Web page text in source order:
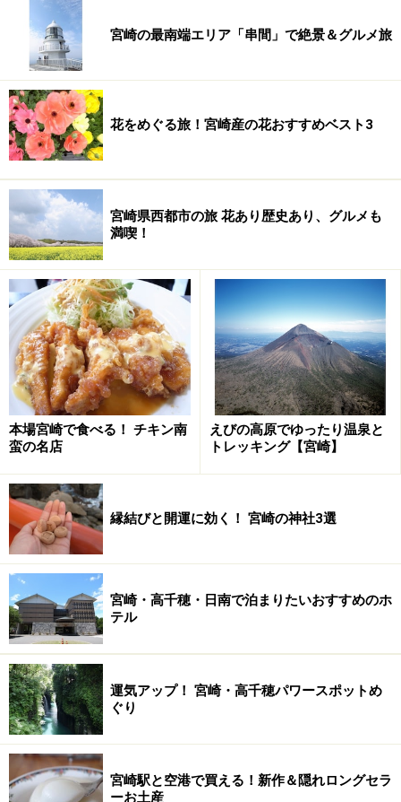
直ちゃん
住所：宮崎県延岡市栄町9-3（今年、3件隣のビルに移転
しています）
電話：0982-32-2052
定休日：月曜日（夜）、火曜日
時間：月11:00～14:00(L.O)／水～日11:00～14:00(L.O)
17:00～20:00(L.O)
※駐車場有（数が少ないため満車の際は近隣のコインパ
ーキング使用）
※店内禁煙
※予約不可。待ち時間を減らしたい方、土日は開店30分
以上前に並ぶのがおすすめ。
※記事内容は執筆時点のものです。最新の内容をご確認くださ
い。
次のページへ
宮崎の最南端エリア「串間」で絶景＆グルメ旅
花をめぐる旅！宮崎産の花おすすめベスト3
宮崎県西都市の旅 花あり歴史あり、グルメも
満喫！
本場宮崎で食べる！ チキン南
蛮の名店
えびの高原でゆったり温泉と
トレッキング【宮崎】
縁結びと開運に効く！ 宮崎の神社3選
宮崎・高千穂・日南で泊まりたいおすすめのホ
テル
運気アップ！ 宮崎・高千穂パワースポットめ
ぐり
宮崎駅と空港で買える！新作＆隠れロングセラ
ーお土産